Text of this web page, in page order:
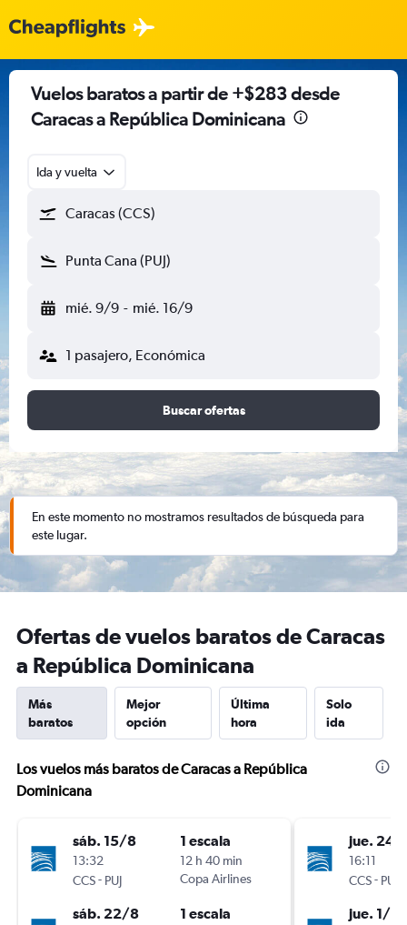
Vuelos baratos a partir de +$283 desde
Caracas a República Dominicana
Ida y vuelta
Caracas (CCS)
Punta Cana (PUJ)
mié. 9/9 - mié. 16/9
1 pasajero, Económica
Buscar ofertas
En este momento no mostramos resultados de búsqueda para
este lugar.
Ofertas de vuelos baratos de Caracas
a República Dominicana
Más
baratos
Mejor
opción
Última
hora
Solo
ida
Los vuelos más baratos de Caracas a República
Dominicana
sáb. 15/8
13:32
CCS- PUJ
1 escala
12 h 40 min
Copa Airlines
sáb. 22/8 1 escala
jue. 24/
16:11
CCS- PUJ
jue. 1/10